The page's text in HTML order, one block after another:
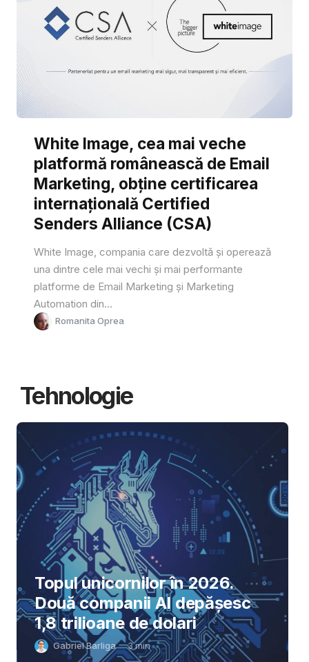
White Image, cea mai veche
platformă românească de Email
Marketing, obține certificarea
internațională Certified
Senders Alliance (CSA)
White Image, compania care dezvoltă și operează
una dintre cele mai vechi și mai performante
platforme de Email Marketing și Marketing
Automation din...
Romanita Oprea
Tehnologie
Topul unicornilor în 2026.
Două companii AI depășesc
1,8 trilioane de dolari
Gabriel Barliga 3min